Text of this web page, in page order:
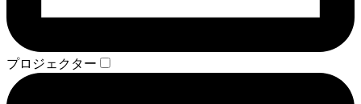
プロジェクター